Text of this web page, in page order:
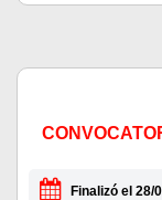
Finalizó el 28/